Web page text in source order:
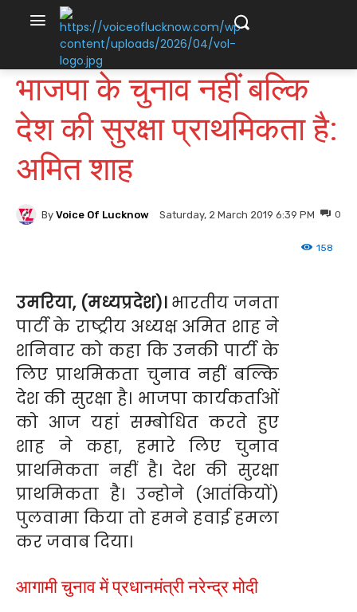
भाजपा के चुनाव नहीं बल्कि
देश की सुरक्षा प्राथमिकता है:
अमित शाह
By Voice Of Lucknow Saturday, 2 March 2019 6:39 PM 0
158
उमरिया, (मध्यप्रदेश)।भारतीय जनता
पार्टी के राष्ट्रीय अध्यक्ष अमित शाह ने
शनिवार को कहा कि उनकी पार्टी के
लिए प्राथमिकता चुनाव नहीं बल्कि
देश की सुरक्षा है। भाजपा कार्यकर्ताओं
को आज यहां सम्बोधित करते हुए
शाह ने कहा, हमारे लिए चुनाव
प्राथमिकता नहीं है। देश की सुरक्षा
प्राथमिकता है। उन्होने (आतंकियों)
पुलवामा किया तो हमने हवाई हमला
कर जवाब दिया।
आगामी चुनाव में प्रधानमंत्री नरेन्द्र मोदी